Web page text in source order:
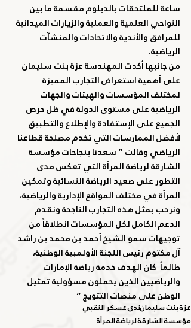
ساعة للملتحقات بالدبلوم مقسمة ما بين
النواحي العلمية والعملية والزيارات الميدانية
للمرافق والأندية والاتحادات والمنشآت
الرياضية.
من جانبها أكدت المهندسة عزة بنت سليمان
على أهمية استعراض التجارب المميزة
لمختلف المؤسسات والهيئات والجهات
الرياضية على مستوى الدولة في ظل حرص
الجميع على الإستفادة والإطلاع والتطبيق
لأفضل الممارسات التي تخدم مصلحة قطاعنا
الرياضي وقالت ” سعدنا بنجاحات مؤسسة
الشارقة لرياضة المرأة التي تعكس مدى
التطور على صعيد الرياضة النسائية وتمكين
المرأة في مختلف المواقع الإدارية والرياضية،
ونرحب بمثل هذه التجارب الناجحة ونقدم
الدعم الكامل لكل المؤسسات انطلاقاً من
توجيهات سمو الشيخ أحمد بن محمد بن راشد
آل مكتوم رئيس اللجنة الأولمبية الوطنية،
طالماً  كان الهدف خدمة رياضة الإمارات
والرياضيين الذين يحملون مسؤولية تمثيل
الوطن على منصات التتويج “
عزة بنت سليمانندى عسكر النقبي
مؤسسة الشارقة لرياضة المرأة